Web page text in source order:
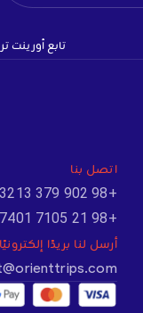
تابع أورينت
اتصل بنا
+98 902 379 3213
+98 21 7105 7401
أرسل لنا بريدًا إلكترونيًا